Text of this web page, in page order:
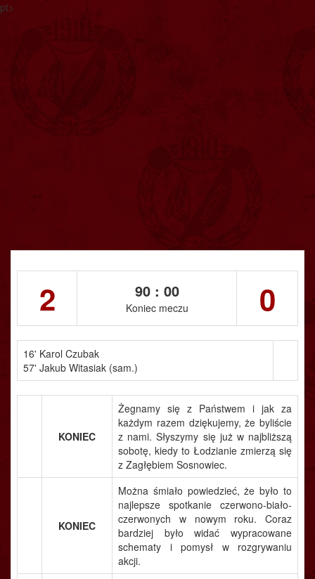
pt>
2 90 : 00
Koniec meczu 0
16' Karol Czubak
57' Jakub Witasiak (sam.)
KONIEC
Żegnamy się z Państwem i jak za
każdym razem dziękujemy, że byliście
z nami. Słyszymy się już w najbliższą
sobotę, kiedy to Łodzianie zmierzą się
z Zagłębiem Sosnowiec.
KONIEC
Można śmiało powiedzieć, że było to
najlepsze spotkanie czerwono-biało-
czerwonych w nowym roku. Coraz
bardziej było widać wypracowane
schematy i pomysł w rozgrywaniu
akcji.